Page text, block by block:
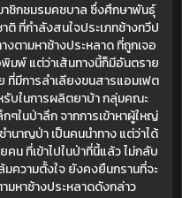
ชิกชมรมคชบาล ซึ่งศึกษาพันธุ์
ติ ที่กำลังสนใจประเภทช้างทวีป
างตามหาช้างประหลาด ที่ถูกเจอ
มพ์ แต่ว่าเส้นทางนี้ก็มีอันตราย
ที่มีการลำเลียงขนสารแอมเฟต
บในการผลิตยาบ้า กลุ่มคณะ
ๆในป่าลึก จากการเข้าหาผู้ใหญ่
นาญป่า เป็นคนนำทาง แต่ว่าได้
น ที่เข้าไปในป่าที่นี้แล้ว ไม่กลับ
ความตั้งใจ ยังคงยืนกรานที่จะ
มหาช้างประหลาดดังกล่าว